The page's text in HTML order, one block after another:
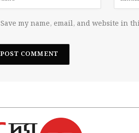
Save my name, email, and website in